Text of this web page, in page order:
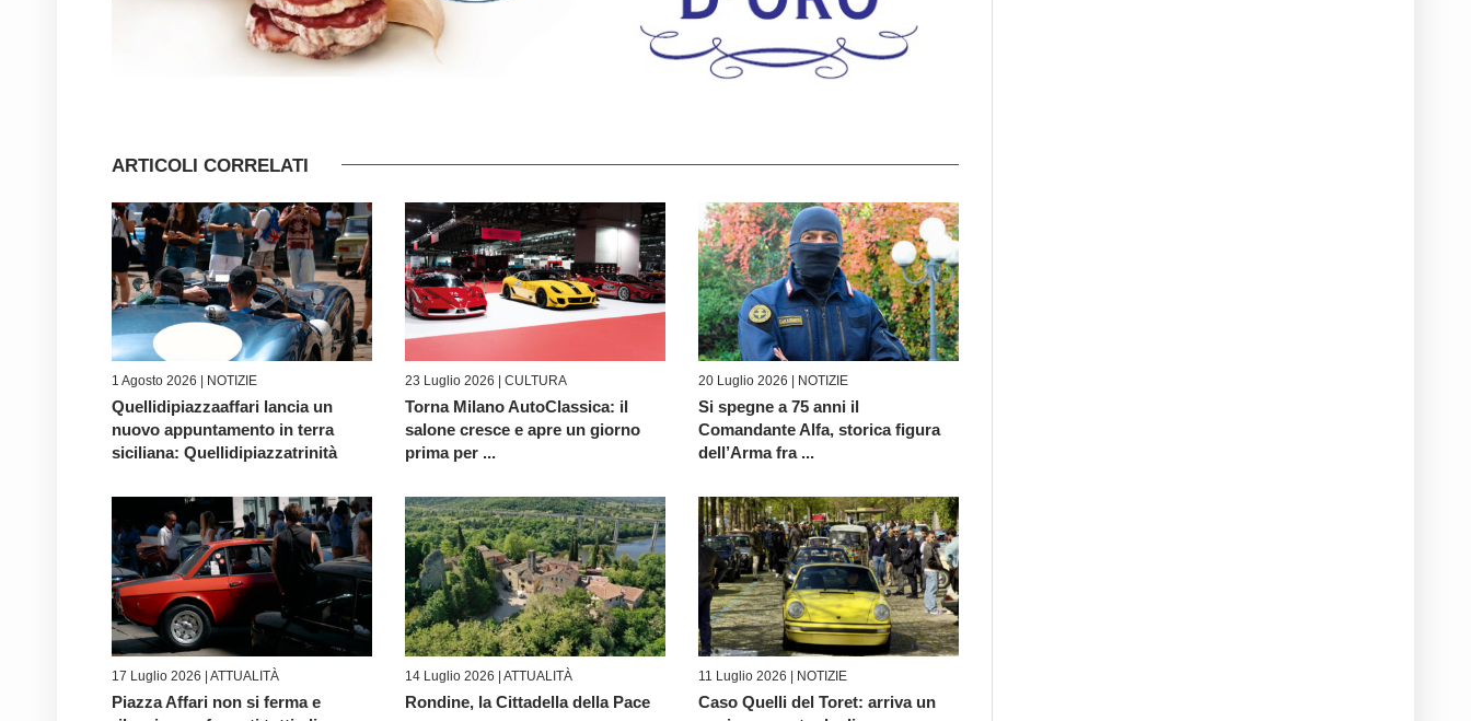
ARTICOLI CORRELATI
1 Agosto 2026 | NOTIZIE
Quellidipiazzaaffari lancia un
nuovo appuntamento in terra
siciliana: Quellidipiazzatrinità
23 Luglio 2026 | CULTURA
Torna Milano AutoClassica: il
salone cresce e apre un giorno
prima per ...
20 Luglio 2026 | NOTIZIE
Si spegne a 75 anni il
Comandante Alfa, storica figura
dell’Arma fra ...
17 Luglio 2026 | ATTUALITÀ
Piazza Affari non si ferma e
14 Luglio 2026 | ATTUALITÀ
Rondine, la Cittadella della Pace
11 Luglio 2026 | NOTIZIE
Caso Quelli del Toret: arriva un